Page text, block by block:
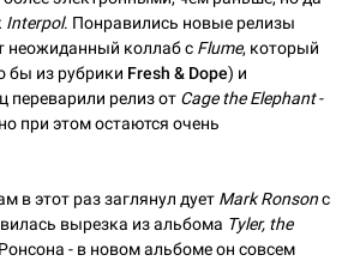
Interpol. Понравились новые релизы
неожиданный коллаб с Flume, который
бы из рубрики Fresh & Dope) и
переварили релиз от Cage the Elephant-
при этом остаются очень
в этот раз заглянул дует Mark Ronsonс
вырезка из альбома Tyler, the
- в новом альбоме он совсем